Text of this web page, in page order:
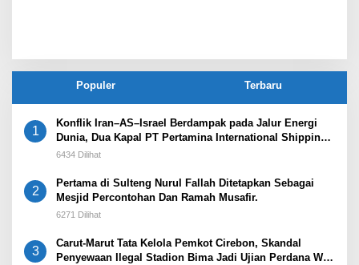
Populer Terbaru
1
Konflik Iran–AS–Israel Berdampak pada Jalur Energi
Dunia, Dua Kapal PT Pertamina International Shipping
Tertahan di Selat Hormuz
6434 Dilihat
2
Pertama di Sulteng Nurul Fallah Ditetapkan Sebagai
Mesjid Percontohan Dan Ramah Musafir.
6271 Dilihat
3
Carut-Marut Tata Kelola Pemkot Cirebon, Skandal
Penyewaan Ilegal Stadion Bima Jadi Ujian Perdana Wali